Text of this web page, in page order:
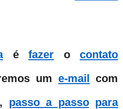
é fazer o contato
um e-mail com
, passo a passo para